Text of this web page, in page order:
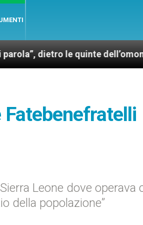
le quinte dell’omonimo film
Leone dove operava
della popolazione”